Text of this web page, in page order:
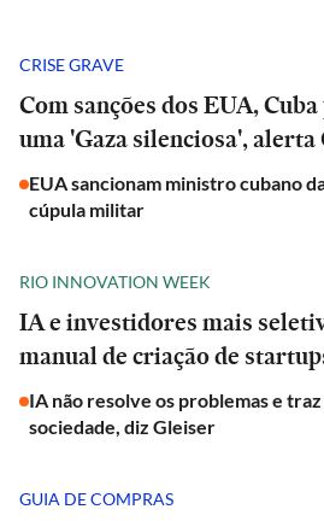
CRISE GRAVE
Com sanções dos EUA,
uma 'Gaza silenciosa', alerta
EUA sancionam ministro cubano
cúpula militar
RIO INNOVATION WEEK
IA e investidores mais
manual de criação de
IA não resolve os problemas e
sociedade, diz Gleiser
GUIA DE COMPRAS